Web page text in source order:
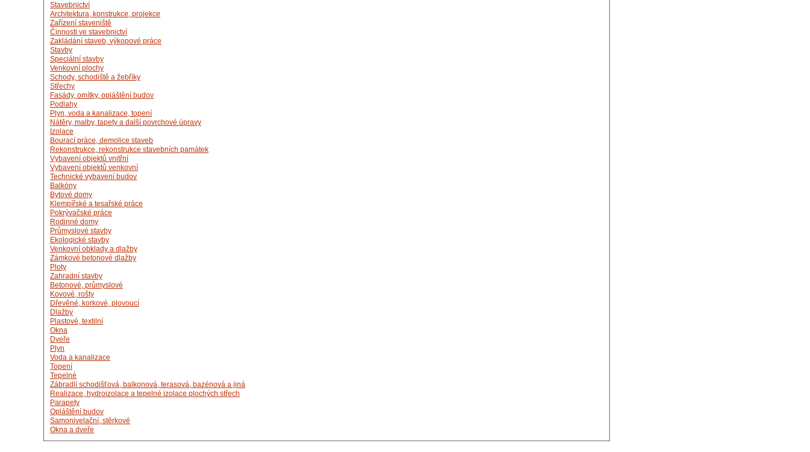
Stavebnictví
Architektura, konstrukce, projekce
Zařízení staveniště
Činnosti ve stavebnictví
Zakládání staveb, výkopové práce
Stavby
Speciální stavby
Venkovní plochy
Schody, schodiště a žebříky
Střechy
Fasády, omítky, opláštění budov
Podlahy
Plyn, voda a kanalizace, topení
Nátěry, malby, tapety a další povrchové úpravy
Izolace
Bourací práce, demolice staveb
Rekonstrukce, rekonstrukce stavebních památek
Vybavení objektů vnitřní
Vybavení objektů venkovní
Technické vybavení budov
Balkóny
Bytové domy
Klempířské a tesařské práce
Pokrývačské práce
Rodinné domy
Průmyslové stavby
Ekologické stavby
Venkovní obklady a dlažby
Zámkové betonové dlažby
Ploty
Zahradní stavby
Betonové, průmyslové
Kovové, rošty
Dřevěné, korkové, plovoucí
Dlažby
Plastové, textilní
Okna
Dveře
Plyn
Voda a kanalizace
Topení
Tepelné
Zábradlí schodišťová, balkonová, terasová, bazénová a jiná
Realizace, hydroizolace a tepelné izolace plochých střech
Parapety
Opláštění budov
Samonivelační, stěrkové
Okna a dveře